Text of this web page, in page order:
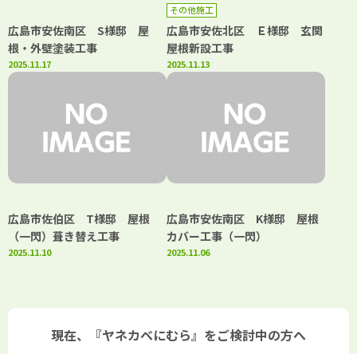
広島市安佐南区 S様邸 屋
根・外壁塗装工事
2025.11.17
その他施工
広島市安佐北区 Ｅ様邸 玄関
屋根新設工事
2025.11.13
広島市佐伯区 T様邸 屋根
（一閃）葺き替え工事
2025.11.10
広島市安佐南区 K様邸 屋根
カバー工事（一閃）
2025.11.06
現在、『ヤネカベにむら』をご検討中の方へ